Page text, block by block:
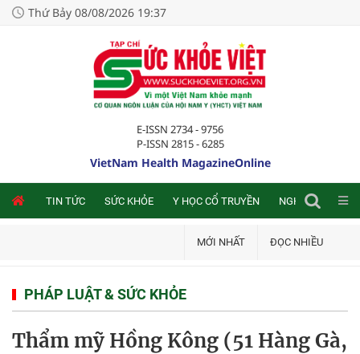
Thứ Bảy 08/08/2026 19:37
E-ISSN 2734 - 9756
P-ISSN 2815 - 6285
VietNam Health MagazineOnline
TIN TỨC SỨC KHỎE Y HỌC CỔ TRUYỀN NGHIÊN CỨU
MỚI NHẤT ĐỌC NHIỀU
PHÁP LUẬT & SỨC KHỎE
Thẩm mỹ Hồng Kông (51 Hàng Gà,